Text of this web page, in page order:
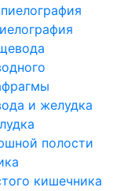
и желудка
полости
кишечника